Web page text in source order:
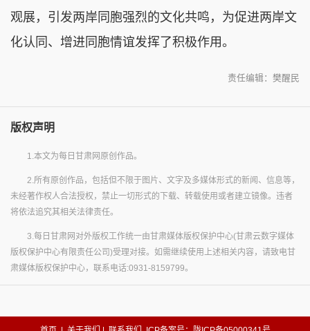
观展，引发两岸同胞强烈的文化共鸣，为促进两岸文
化认同、增进同胞情谊发挥了积极作用。
责任编辑：樊醒民
版权声明
1.本文为每日甘肃网原创作品。
2.所有原创作品，包括但不限于图片、文字及多媒体形式的新闻、信息等，
未经著作权人合法授权，禁止一切形式的下载、转载使用或者建立镜像。违者
将依法追究其相关法律责任。
3.每日甘肃网对外版权工作统一由甘肃媒体版权保护中心(甘肃云数字媒体
版权保护中心有限责任公司)受理对接。如需继续使用上述相关内容，请致电甘
肃媒体版权保护中心，联系电话:0931-8159799。